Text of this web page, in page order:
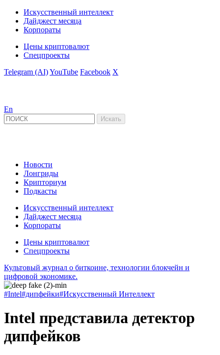
Искусственный интеллект
Дайджест месяца
Корпораты
Цены криптовалют
Спецпроекты
Telegram (AI)YouTube Facebook X
En
Новости
Лонгриды
Крипториум
Подкасты
Искусственный интеллект
Дайджест месяца
Корпораты
Цены криптовалют
Спецпроекты
Культовый журнал о биткоине, технологии блокчейн и
цифровой экономике.
#Intel#дипфейки#Искусственный Интеллект
Intel представила детектор
дипфейков